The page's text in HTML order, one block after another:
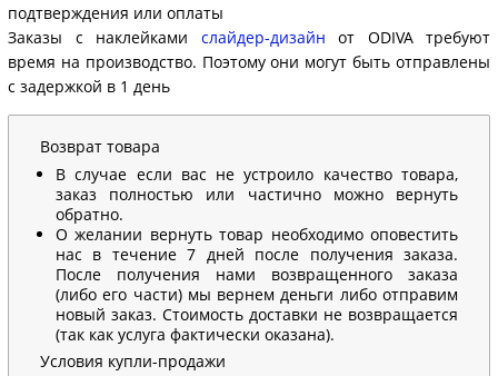
подтверждения или оплаты
Заказы с наклейками слайдер-дизайн от ODIVA требуют
время на производство. Поэтому они могут быть отправлены
с задержкой в 1 день
Возврат товара
В случае если вас не устроило качество товара,
заказ полностью или частично можно вернуть
обратно.
О желании вернуть товар необходимо оповестить
нас в течение 7 дней после получения заказа.
После получения нами возвращенного заказа
(либо его части) мы вернем деньги либо отправим
новый заказ. Стоимость доставки не возвращается
(так как услуга фактически оказана).
Условия купли-продажи